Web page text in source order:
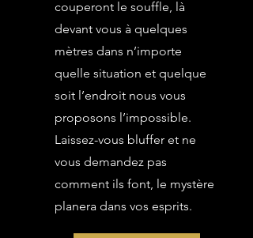
couperont le souffle, là
devant vous à quelques
mètres dans n’importe
quelle situation et quelque
soit l’endroit nous vous
proposons l’impossible.
Laissez-vous bluffer et ne
vous demandez pas
comment ils font, le mystère
planera dans vos esprits.